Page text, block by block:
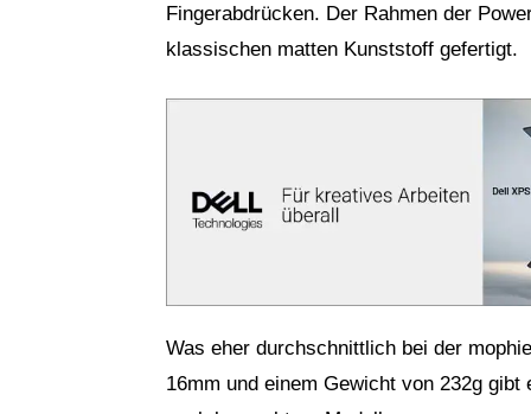
Fingerabdrücken. Der Rahmen der
klassischen matten Kunststoff gefertigt.
Was eher durchschnittlich bei der
16mm und einem Gewicht von 232g